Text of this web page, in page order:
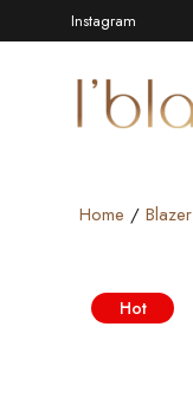
Instagram
Home / Blazer
Hot